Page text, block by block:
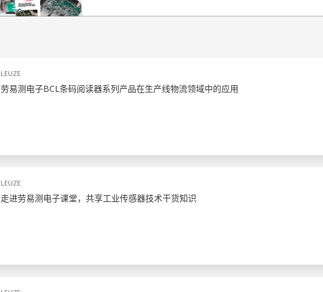
LEUZE
劳易测电子BCL条码阅读器系列产品在生产线物流领域中的应用
LEUZE
走进劳易测电子课堂，共享工业传感器技术干货知识